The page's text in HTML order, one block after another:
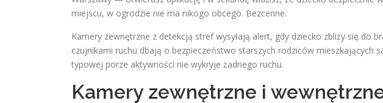
miejscu, w ogrodzie nie ma nikogo obcego. Bezcenne.
Kamery zewnętrzne z detekcją stref wysyłają alert, gdy dziecko zbliży się do
czujnikami ruchu dbają o bezpieczeństwo starszych rodziców
typowej porze aktywności nie wykryje żadnego ruchu.
Kamery zewnętrzne i